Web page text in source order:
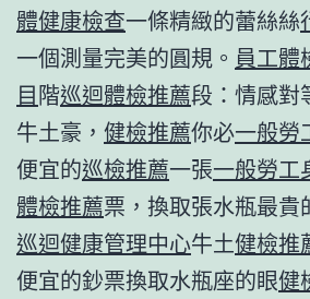
體健康檢查一條精緻的蕾絲絲
一個測量完美的圓規。 員工體
目階巡迴體檢推薦段：情感對
牛土豪， 健檢推薦你必一般勞
便宜的巡檢推薦一張一般勞工
體檢推薦票，換取張水瓶最貴
巡迴健康管理中心牛土健檢推
便宜的鈔票換取水瓶座的眼健